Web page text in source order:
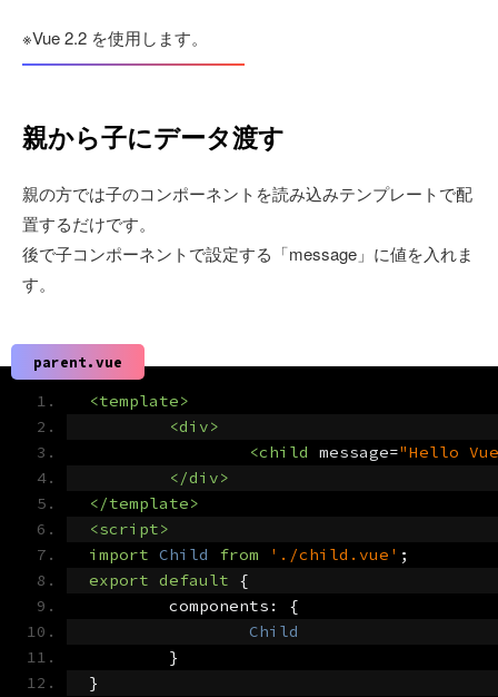
※Vue 2.2 を使用します。
親から子にデータ渡す
親の方では子のコンポーネントを読み込みテンプレートで配
置するだけです。
後で子コンポーネントで設定する「message」に値を入れま
す。
parent.vue
<template>
<div>
<child
message="Hello
</div>
</template>
<script>
import Child from './child.vue' ;
export default
{
	components
:
{
Child
}
}